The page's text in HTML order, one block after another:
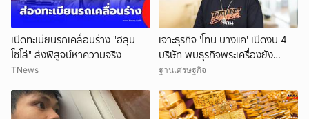
เปิดทะเบียนรถเคลื่อนร่าง "ฮลุน
โซโล่" ส่งพิสูจน์หาความจริง
TNews
เจาะธุรกิจ 'โทน บางแค' เปิดงบ 4
บริษัท พบธุรกิจพระเครื่องยัง
ขาดทุน
ฐานเศรษฐกิจ